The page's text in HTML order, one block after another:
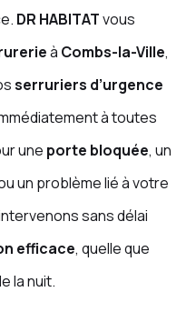
DR HABITATvous
à Combs-la-Ville,
serruriers d’urgence
à toutes
une porte bloquée, un
un problème lié à votre
sans délai
efficace, quelle que
la nuit.